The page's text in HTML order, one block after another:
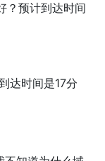
？预计到达时间
达时间是17分